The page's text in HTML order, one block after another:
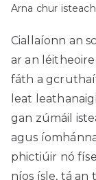
Arna chur isteach
Ciallaíonn an
ar an
fáth a
leat
gan zúmáil
agus
phictiúir nó
níos ísle, tá an